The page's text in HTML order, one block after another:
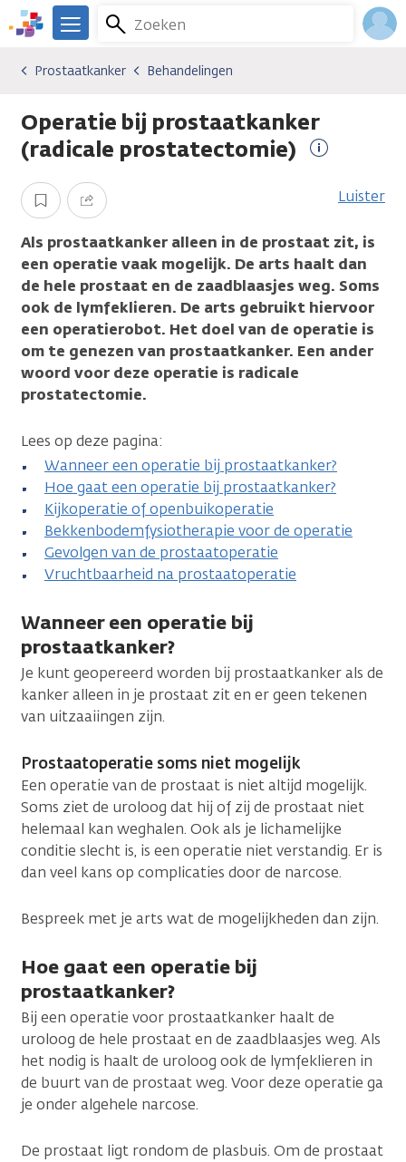
Overslaan
en
gaan
We
er
je.
Kanker.nl
Zoeken
Menu
Kankersoorten
Prostaatkanker
Behandelingen
Prostaatkanker Behandelingen
Operatie bij prostaatkanker
(radicale prostatectomie)
informatie
Opslaan Delen Luister
Als prostaatkanker alleen in de prostaat zit, is
een operatie vaak mogelijk. De arts haalt dan
de hele prostaat en de zaadblaasjes weg. Soms
ook de lymfeklieren. De arts gebruikt hiervoor
een operatierobot. Het doel van de operatie is
om te genezen van prostaatkanker. Een ander
woord voor deze operatie is radicale
prostatectomie.
Lees op deze pagina:
Wanneer een operatie bij prostaatkanker?
Hoe gaat een operatie bij prostaatkanker?
Kijkoperatie of openbuikoperatie
Bekkenbodemfysiotherapie voor de operatie
Gevolgen van de prostaatoperatie
Vruchtbaarheid na prostaatoperatie
Wanneer een operatie bij
prostaatkanker?
Je kunt geopereerd worden bij prostaatkanker als de
kanker alleen in je prostaat zit en er geen tekenen
van uitzaaiingen zijn.
Prostaatoperatie soms niet mogelijk
Een operatie van de prostaat is niet altijd mogelijk.
Soms ziet de uroloog dat hij of zij de prostaat niet
helemaal kan weghalen. Ook als je lichamelijke
conditie slecht is, is een operatie niet verstandig. Er is
dan veel kans op complicaties door de narcose.
Bespreek met je arts wat de mogelijkheden dan zijn.
Hoe gaat een operatie bij
prostaatkanker?
Bij een operatie voor prostaatkanker haalt de
uroloog de hele prostaat en de zaadblaasjes weg. Als
het nodig is haalt de uroloog ook de lymfeklieren in
de buurt van de prostaat weg. Voor deze operatie ga
je onder algehele narcose.
De prostaat ligt rondom de plasbuis. Om de prostaat